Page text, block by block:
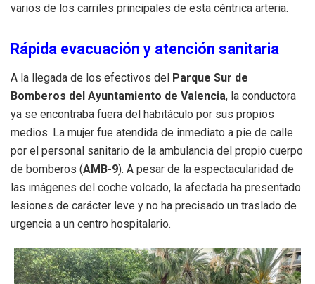
varios de los carriles principales de esta céntrica arteria.
Rápida evacuación y atención sanitaria
A la llegada de los efectivos del Parque Sur de
Bomberos del Ayuntamiento de Valencia, la conductora
ya se encontraba fuera del habitáculo por sus propios
medios. La mujer fue atendida de inmediato a pie de calle
por el personal sanitario de la ambulancia del propio cuerpo
de bomberos (AMB-9). A pesar de la espectacularidad de
las imágenes del coche volcado, la afectada ha presentado
lesiones de carácter leve y no ha precisado un traslado de
urgencia a un centro hospitalario.